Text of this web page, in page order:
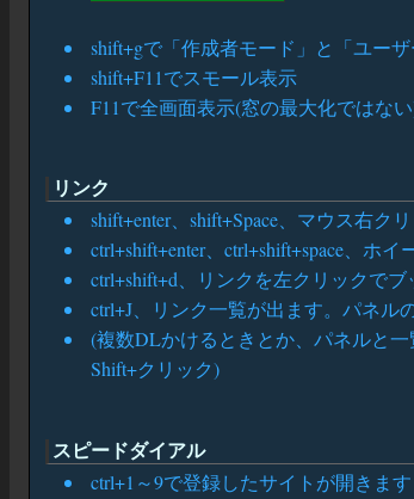
shift+gで「作成者モード」と「ユー
shift+F11でスモール表示
F11で全画面表示(窓の最大化ではな
リンク
shift+enter、shift+Space、マウス右ク
ctrl+shift+enter、ctrl+shift+space、ホ
ctrl+shift+d、リンクを左クリックで
ctrl+J、リンク一覧が出ます。パネル
(複数DLかけるときとか、パネルと
Shift+クリック)
スピードダイアル
ctrl+1～9で登録したサイトが開きます